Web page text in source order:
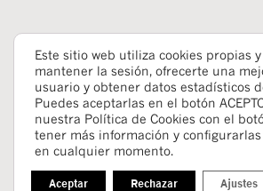
Este sitio web utiliza cookies propias
mantener la sesión, ofrecerte una
usuario y obtener datos estadísticos
Puedes aceptarlas en el botón
nuestra Política de Cookies con el
tener más información y
en cualquier momento.
Aceptar Rechazar Ajustes